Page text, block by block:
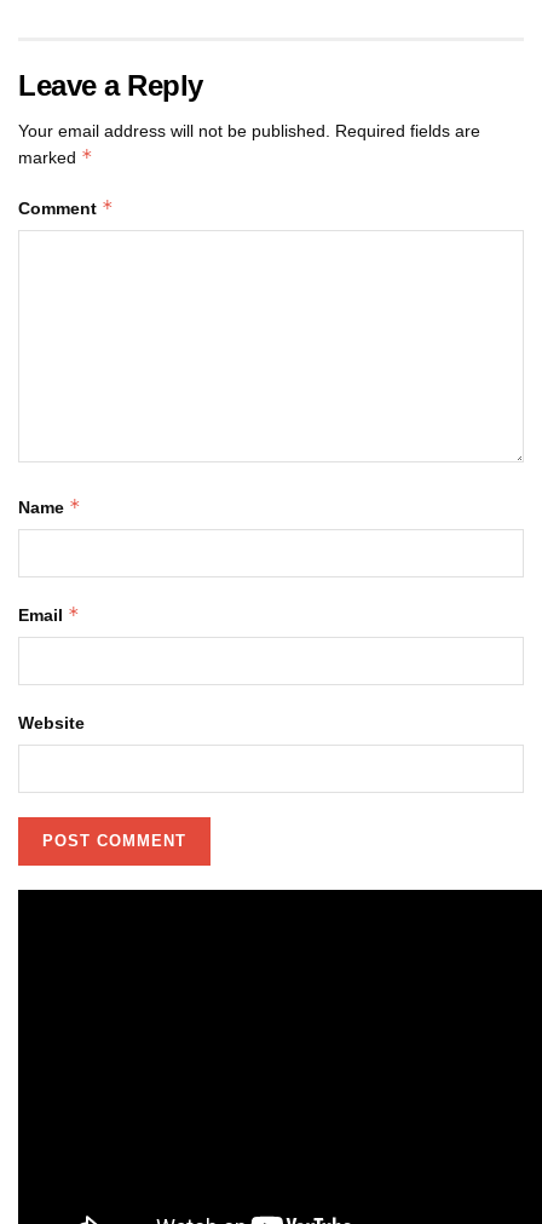
Leave a Reply
Your email address will not be published. Required fields are
marked *
Comment *
Name *
Email *
Website